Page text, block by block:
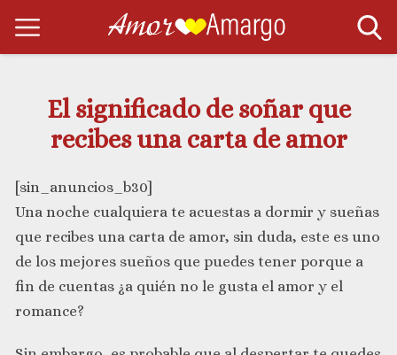
El significado de soñar que
recibes una carta de amor
[sin_anuncios_b30]
Una noche cualquiera te acuestas a dormir y sueñas
que recibes una carta de amor, sin duda, este es uno
de los mejores sueños que puedes tener porque a
fin de cuentas ¿a quién no le gusta el amor y el
romance?